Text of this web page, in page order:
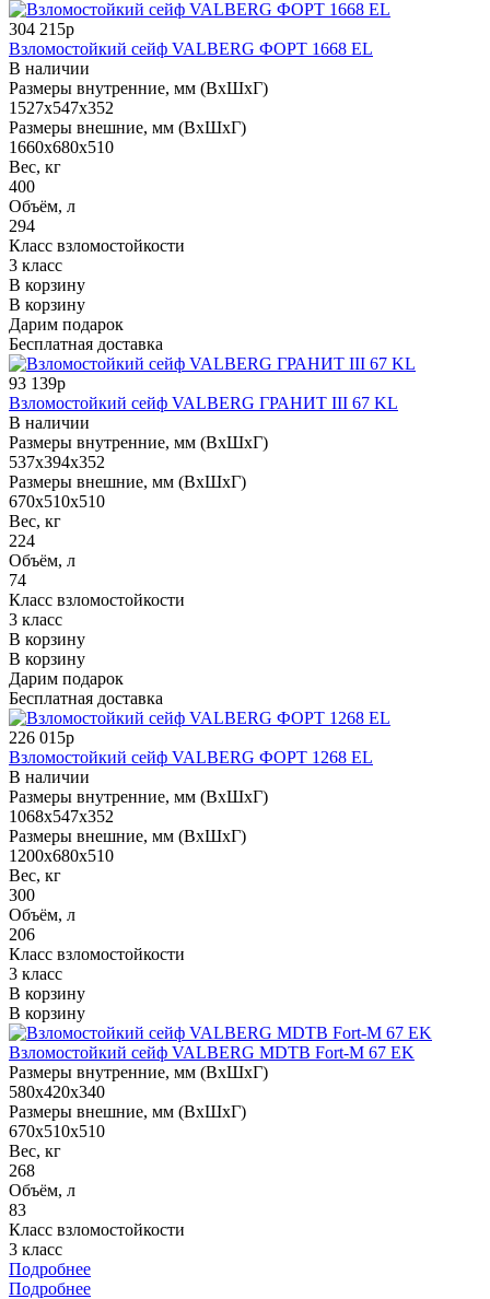
304 215р
Взломостойкий сейф VALBERG ФОРТ 1668 EL
В наличии
Размеры внутренние, мм (ВхШхГ)
1527x547x352
Размеры внешние, мм (ВхШхГ)
1660x680x510
Вес, кг
400
Объём, л
294
Класс взломостойкости
3 класс
В корзину
В корзину
Дарим подарок
Бесплатная доставка
93 139р
Взломостойкий сейф VALBERG ГРАНИТ III 67 KL
В наличии
Размеры внутренние, мм (ВхШхГ)
537x394x352
Размеры внешние, мм (ВхШхГ)
670x510x510
Вес, кг
224
Объём, л
74
Класс взломостойкости
3 класс
В корзину
В корзину
Дарим подарок
Бесплатная доставка
226 015р
Взломостойкий сейф VALBERG ФОРТ 1268 EL
В наличии
Размеры внутренние, мм (ВхШхГ)
1068x547x352
Размеры внешние, мм (ВхШхГ)
1200x680x510
Вес, кг
300
Объём, л
206
Класс взломостойкости
3 класс
В корзину
В корзину
Взломостойкий сейф VALBERG MDTB Fort-M 67 EK
Размеры внутренние, мм (ВхШхГ)
580x420x340
Размеры внешние, мм (ВхШхГ)
670x510x510
Вес, кг
268
Объём, л
83
Класс взломостойкости
3 класс
Подробнее
Подробнее